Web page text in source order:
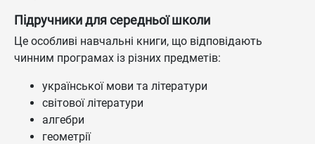
Підручники для середньої школи
Це особливі навчальні книги, що відповідають
чинним програмах із різних предметів:
української мови та літератури
світової літератури
алгебри
геометрії